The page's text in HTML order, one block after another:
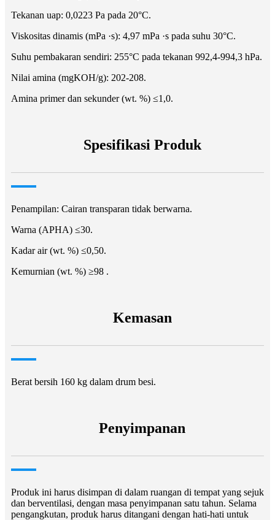
Tekanan uap: 0,0223 Pa pada 20°C.
Viskositas dinamis (mPa ·s): 4,97 mPa ·s pada suhu 30°C.
Suhu pembakaran sendiri: 255°C pada tekanan 992,4-994,3 hPa.
Nilai amina (mgKOH/g): 202-208.
Amina primer dan sekunder (wt. %) ≤1,0.
Spesifikasi Produk
Penampilan: Cairan transparan tidak berwarna.
Warna (APHA) ≤30.
Kadar air (wt. %) ≤0,50.
Kemurnian (wt. %) ≥98 .
Kemasan
Berat bersih 160 kg dalam drum besi.
Penyimpanan
Produk ini harus disimpan di dalam ruangan di tempat yang sejuk
dan berventilasi, dengan masa penyimpanan satu tahun. Selama
pengangkutan, produk harus ditangani dengan hati-hati untuk